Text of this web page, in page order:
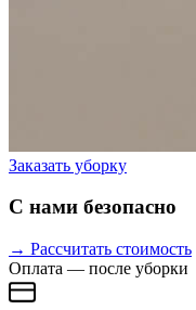
Заказать уборку
С нами безопасно
→ Рассчитать стоимость
Оплата — после уборки